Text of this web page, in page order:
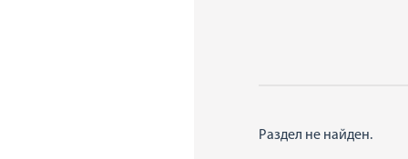
Раздел не найден.